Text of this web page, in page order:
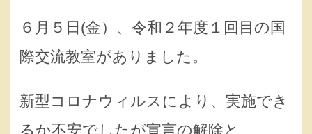
６月５日(金）、令和２年度１回目の国
際交流教室がありました。
新型コロナウィルスにより、実施でき
るか不安でしたが宣言の解除と